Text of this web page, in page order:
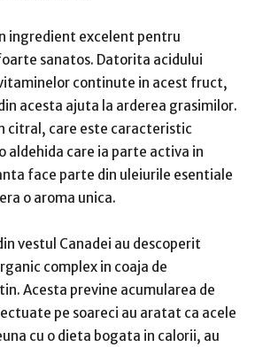
ingredient excelent pentru
sanatos. Datorita acidului
continute in acest fruct,
acesta ajuta la arderea grasimilor.
citral, care este caracteristic
care ia parte activa in
face parte din uleiurile esentiale
o aroma unica.
vestul Canadei au descoperit
complex in coaja de
Acesta previne acumularea de
pe soareci au aratat ca acele
cu o dieta bogata in calorii, au